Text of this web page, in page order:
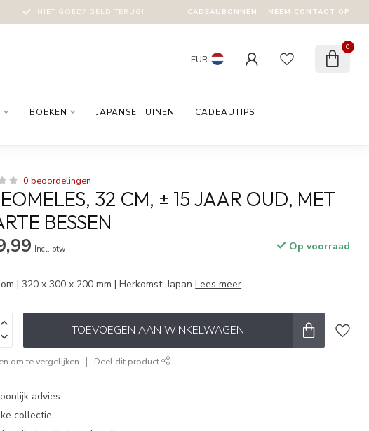
NIET GOED? GELD TERUG! CADEAUBONNEN NEEM CONTACT OP
EUR
0
BOEKEN JAPANSE TUINEN CADEAUTIPS
0 beoordelingen
32 CM, ± 15 JAAR OUD, MET
BESSEN
Incl. btw Op voorraad
| 320 x 300 x 200 mm | Herkomst: JapanLees meer.
TOEVOEGEN AAN WINKELWAGEN
om te vergelijken Deel dit product
advies
collectie